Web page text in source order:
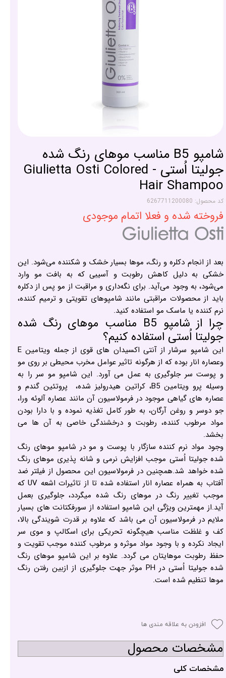
شامپو B5 مناسب موهای رنگ شده
جولیتا اُستی - Giulietta Osti Colored
Hair Shampoo
کد محصول: 6267711200080
فروخته شده و فعلا اتمام موجودی
بعد از انجام دکلره و رنگ، موها بسیار خشک و شکننده می‌شود. این
خشکی به دلیل کاهش رطوبت و آسیبی که به بافت مو وارد
می‌شود، به وجود می‌آید. برای نگه‌داری و مراقبت از مو پس از دکلره
باید از محصولات مراقبتی مانند شامپوهای تقویتی و ترمیم کننده،
نرم کننده یا ماسک مو استفاده کنید.
چرا از شامپو B5 مناسب موهای رنگ شده
جولیتا اُستی استفاده کنیم؟
این شامپو سرشار از آنتی اکسیدان های قوی از جمله ویتامین E
وعصاره انار بوده که از هرگونه تاثیر عوامل مخرب محیطی بر روی مو
و پوست سر جلوگیری به عمل می آورد. این شامپو مو سر را به
وسیله پرو ویتامین B5، کراتین هیدرولیز شده، پروتئین گندم و
عصاره های گیاهی موجود در فرمولاسیون آن مانند عصاره آلوئه ورا،
جو دوسر و روغن آرگان، به طور کامل تغذیه نموده و با دارا بودن
مواد مرطوب کننده، رطوبت و درخشندگی خاصی به آن ها می
بخشد.
وجود مواد نرم کننده سازگار با پوست و مو در شامپو موهای رنگ
شده جولیتا اُستی موجب افزایش نرمی و شانه پذیری موهای رنگ
شده خواهد شد.همچنین در فرمولاسیون این محصول از فیلتر ضد
آفتاب به همراه عصاره انار استفاده شده تا از تاثیرات اشعه UV که
موجب تغییر رنگ در موهای رنگ شده میگردد، جلوگیری بعمل
آید.از مهمترین ویژگی این شامپو استفاده از سورفکتانت های بسیار
ملایم در فرمولاسیون آن می باشد که علاوه بر قدرت شویندگی بالا،
کف و غلظت مناسب هیچگونه تحریکی برای اسکالپ و موی سر
ایجاد نکرده و با وجود مواد موثره و مرطوب کننده موجب تقویت و
حفظ رطوبت موهایتان می گردد. علاوه بر این شامپو موهای رنگ
شده جولیتا اُستی در PH موثر جهت جلوگیری از ازبین رفتن رنگ
موها تنظیم شده است.
افزودن به علاقه مندی ها
مشخصات محصول
مشخصات کلی